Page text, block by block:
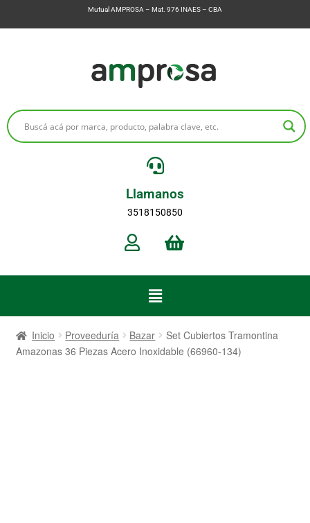
Mutual AMPROSA – Mat. 976 INAES – CBA
Llamanos
3518150850
Inicio Proveeduría Bazar
Set Cubiertos Tramontina
Amazonas 36 Piezas Acero Inoxidable (66960-134)